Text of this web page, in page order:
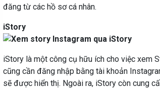
đăng từ các hồ sơ cá nhân.
iStory
iStory là một công cụ hữu ích cho việc xem
cũng cần đăng nhập bằng tài khoản
sẽ được hiển thị. Ngoài ra, iStory còn cung